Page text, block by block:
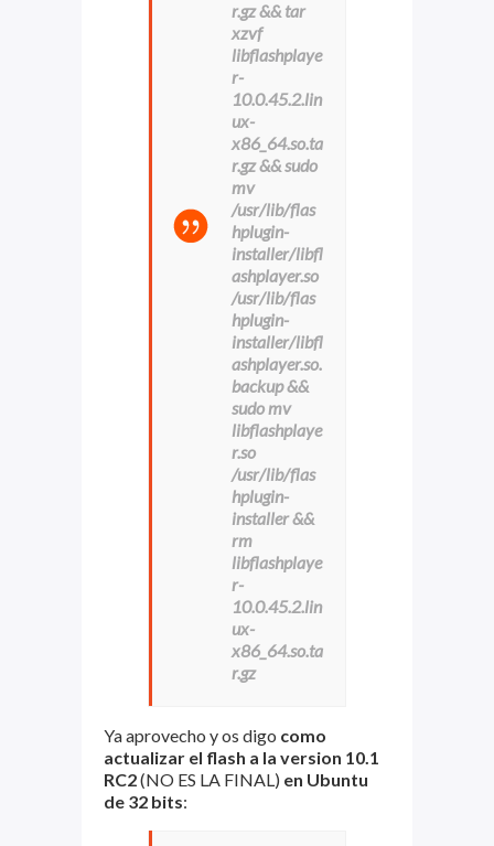
r.gz && tar
xzvf
libflashplaye
r-
10.0.45.2.lin
ux-
x86_64.so.ta
r.gz && sudo
mv
/usr/lib/flas
hplugin-
installer/libfl
ashplayer.so
/usr/lib/flas
hplugin-
installer/libfl
ashplayer.so.
backup &&
sudo mv
libflashplaye
r.so
/usr/lib/flas
hplugin-
installer &&
rm
libflashplaye
r-
10.0.45.2.lin
ux-
x86_64.so.ta
r.gz
Ya aprovecho y os digo como
actualizar el flash a la version 10.1
RC2(NO ES LA FINAL) en Ubuntu
de 32 bits: